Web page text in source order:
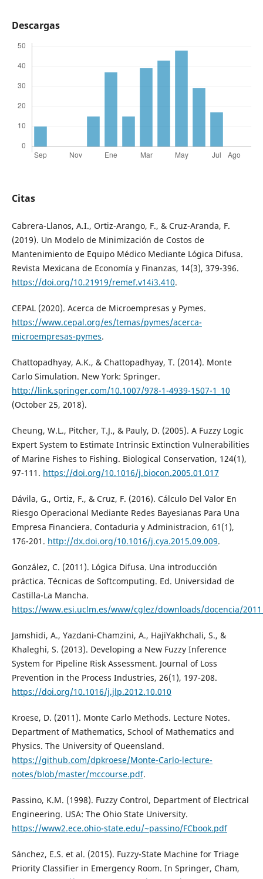
Descargas
Citas
Cabrera-Llanos, A.I., Ortiz-Arango, F., & Cruz-Aranda, F.
(2019). Un Modelo de Minimización de Costos de
Mantenimiento de Equipo Médico Mediante Lógica Difusa.
Revista Mexicana de Economía y Finanzas, 14(3), 379-396.
https://doi.org/10.21919/remef.v14i3.410.
CEPAL (2020). Acerca de Microempresas y Pymes.
https://www.cepal.org/es/temas/pymes/acerca-
microempresas-pymes.
Chattopadhyay, A.K., & Chattopadhyay, T. (2014). Monte
Carlo Simulation. New York: Springer.
http://link.springer.com/10.1007/978-1-4939-1507-1_10
(October 25, 2018).
Cheung, W.L., Pitcher, T.J., & Pauly, D. (2005). A Fuzzy Logic
Expert System to Estimate Intrinsic Extinction Vulnerabilities
of Marine Fishes to Fishing. Biological Conservation, 124(1),
97-111. https://doi.org/10.1016/j.biocon.2005.01.017
Dávila, G., Ortiz, F., & Cruz, F. (2016). Cálculo Del Valor En
Riesgo Operacional Mediante Redes Bayesianas Para Una
Empresa Financiera. Contaduria y Administracion, 61(1),
176-201. http://dx.doi.org/10.1016/j.cya.2015.09.009.
González, C. (2011). Lógica Difusa. Una introducción
práctica. Técnicas de Softcomputing. Ed. Universidad de
Castilla-La Mancha.
https://www.esi.uclm.es/www/cglez/downloads/docencia/
Jamshidi, A., Yazdani-Chamzini, A., HajiYakhchali, S., &
Khaleghi, S. (2013). Developing a New Fuzzy Inference
System for Pipeline Risk Assessment. Journal of Loss
Prevention in the Process Industries, 26(1), 197-208.
https://doi.org/10.1016/j.jlp.2012.10.010
Kroese, D. (2011). Monte Carlo Methods. Lecture Notes.
Department of Mathematics, School of Mathematics and
Physics. The University of Queensland.
https://github.com/dpkroese/Monte-Carlo-lecture-
notes/blob/master/mccourse.pdf.
Passino, K.M. (1998). Fuzzy Control, Department of Electrical
Engineering. USA: The Ohio State University.
https://www2.ece.ohio-state.edu/~passino/FCbook.pdf
Sánchez, E.S. et al. (2015). Fuzzy-State Machine for Triage
Priority Classifier in Emergency Room. In Springer, Cham,